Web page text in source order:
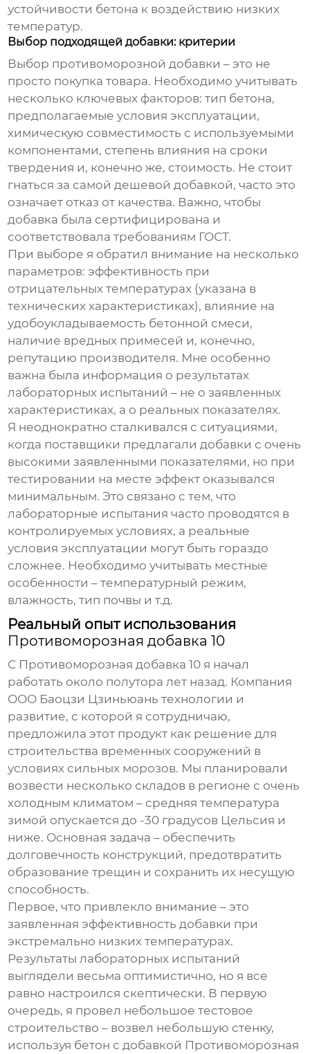
устойчивости бетона к воздействию низких
температур.
Выбор подходящей добавки: критерии
Выбор противоморозной добавки – это не
просто покупка товара. Необходимо учитывать
несколько ключевых факторов: тип бетона,
предполагаемые условия эксплуатации,
химическую совместимость с используемыми
компонентами, степень влияния на сроки
твердения и, конечно же, стоимость. Не стоит
гнаться за самой дешевой добавкой, часто это
означает отказ от качества. Важно, чтобы
добавка была сертифицирована и
соответствовала требованиям ГОСТ.
При выборе я обратил внимание на несколько
параметров: эффективность при
отрицательных температурах (указана в
технических характеристиках), влияние на
удобоукладываемость бетонной смеси,
наличие вредных примесей и, конечно,
репутацию производителя. Мне особенно
важна была информация о результатах
лабораторных испытаний – не о заявленных
характеристиках, а о реальных показателях.
Я неоднократно сталкивался с ситуациями,
когда поставщики предлагали добавки с очень
высокими заявленными показателями, но при
тестировании на месте эффект оказывался
минимальным. Это связано с тем, что
лабораторные испытания часто проводятся в
контролируемых условиях, а реальные
условия эксплуатации могут быть гораздо
сложнее. Необходимо учитывать местные
особенности – температурный режим,
влажность, тип почвы и т.д.
Реальный опыт использования
Противоморозная добавка 10
С Противоморозная добавка 10 я начал
работать около полутора лет назад. Компания
ООО Баоцзи Цзиньюань технологии и
развитие, с которой я сотрудничаю,
предложила этот продукт как решение для
строительства временных сооружений в
условиях сильных морозов. Мы планировали
возвести несколько складов в регионе с очень
холодным климатом – средняя температура
зимой опускается до -30 градусов Цельсия и
ниже. Основная задача – обеспечить
долговечность конструкций, предотвратить
образование трещин и сохранить их несущую
способность.
Первое, что привлекло внимание – это
заявленная эффективность добавки при
экстремально низких температурах.
Результаты лабораторных испытаний
выглядели весьма оптимистично, но я все
равно настроился скептически. В первую
очередь, я провел небольшое тестовое
строительство – возвел небольшую стенку,
используя бетон с добавкой Противоморозная